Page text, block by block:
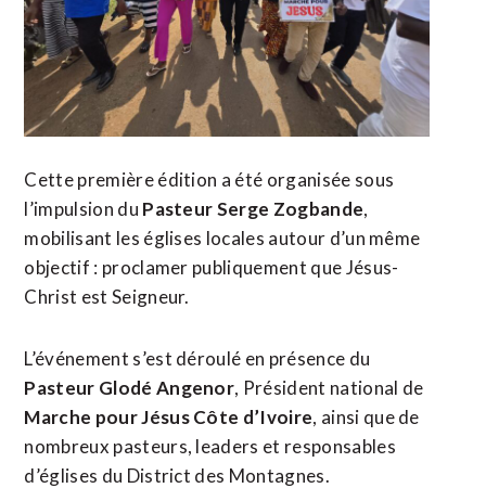
Cette première édition a été organisée sous
l’impulsion du Pasteur Serge Zogbande,
mobilisant les églises locales autour d’un même
objectif : proclamer publiquement que Jésus-
Christ est Seigneur.
L’événement s’est déroulé en présence du
Pasteur Glodé Angenor, Président national de
Marche pour Jésus Côte d’Ivoire, ainsi que de
nombreux pasteurs, leaders et responsables
d’églises du District des Montagnes.